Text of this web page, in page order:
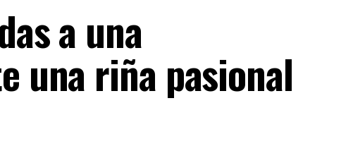
a una
una riña pasional